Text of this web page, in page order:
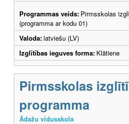
Programmas veids: Pirmsskolas
(programma ar kodu 01)
Valoda:latviešu (LV)
Izglītības ieguves forma: Klātiene
Pirmsskolas
programma
Ādažu vidusskola